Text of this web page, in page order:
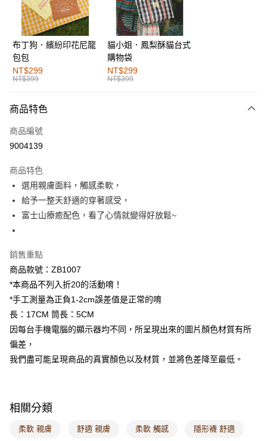
街口支付
運送方式
全家取貨付款
每筆NT$60，滿NT$1,000(含以上)免運費
付款後全家取貨
萊爾富取貨付款
付款後萊爾富取貨
每筆NT$60，滿NT$1,000(含以上)免運費
7-11取貨付款
每筆NT$60，滿NT$1,000(含以上)免運費
付款後7-11取貨
每筆NT$60，滿NT$1,000(含以上)免運費
宅配
每筆NT$120，滿NT$1,000(含以上)免運費
付款後門市自取
每筆NT$60，滿NT$1,000(含以上)免運費
海外配送-歐美地區
布丁狗．繽紛印花尼龍
包包
NT$299
NT$399
貓小姐．鳳梨酥貓台式
購物袋
NT$299
NT$399
商品特色
商品編號
9004139
商品特色
選用親膚面料，觸感柔軟，
給予一整天舒適的穿著感受，
富士山療癒配色，看了心情就變得好放鬆~
銷售重點
商品款號：ZB1007
*本商品不列入折20的活動唷！
*手工測量為正負1-2cm誤差值是正常的唷
長：17CM 筒長：5CM
因每台手機電腦的顯示器均不同，所呈現出來的圖片顏色材質有所
偏差，
我們盡可能呈現商品的真實顏色以及材質，並將色差降至最低。
相關分類
柔軟 親膚 舒適 親膚 柔軟 觸感 隱形襪 舒適